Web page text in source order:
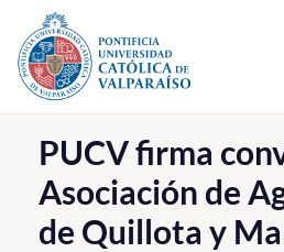
Click acá para ir directamente al
La Universidad
Investigación, Creación e
PUCV Internacional
PUCV firma
Asociación de
de Quillota y